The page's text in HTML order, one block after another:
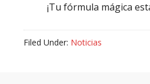
¡Tu fórmula mágica
Filed Under: Noticias